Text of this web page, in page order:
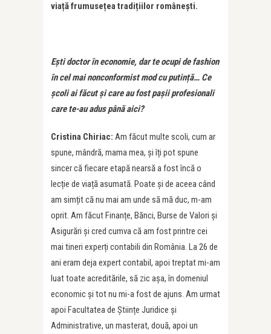
viață frumusețea tradițiilor românești.
Ești doctor în economie, dar te ocupi de fashion
în cel mai nonconformist mod cu putință… Ce
școli ai făcut și care au fost pașii profesionali
care te-au adus până aici?
Cristina Chiriac: Am făcut multe scoli, cum ar
spune, mândră, mama mea, și îți pot spune
sincer că fiecare etapă nearsă a fost încă o
lecție de viață asumată. Poate și de aceea când
am simțit că nu mai am unde să mă duc, m-am
oprit. Am făcut Finanțe, Bănci, Burse de Valori și
Asigurări și cred cumva că am fost printre cei
mai tineri experți contabili din România. La 26 de
ani eram deja expert contabil, apoi treptat mi-am
luat toate acreditările, să zic așa, în domeniul
economic și tot nu mi-a fost de ajuns. Am urmat
apoi Facultatea de Științe Juridice și
Administrative, un masterat, două, apoi un